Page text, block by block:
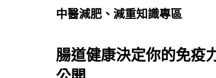
中醫減肥、減重知識專區
Skip
to
腸道健康決定你的免疫